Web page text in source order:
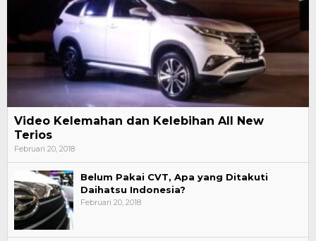
Video Kelemahan dan Kelebihan All New
Terios
Februari 20, 2018
Belum Pakai CVT, Apa yang Ditakuti
Daihatsu Indonesia?
Februari 20, 2018